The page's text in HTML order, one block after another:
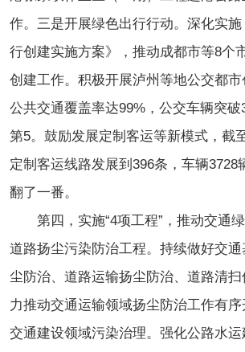
作。三是开展绿色出行行动。深化实
行创建实施方案》，推动成都市等8个
创建工作。积极开展泸州等地公交都
公共交通覆盖率达99%，公交车辆突破
第5。鼓励发展定制客运等新模式，截
定制客运线路发展到396条，车辆3728
翻了一番。
第四，实施“4项工程”，推动交通
道路扬尘污染防治工程。持续做好交
尘防治、道路运输扬尘防治、道路清
力推动交通运输领域扬尘防治工作有
交通建设领域污染治理。强化公路水